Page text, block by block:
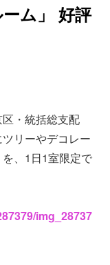
ム」 好評
・統括総支配
リーやデコレー
、1日1室限定で
img_28737